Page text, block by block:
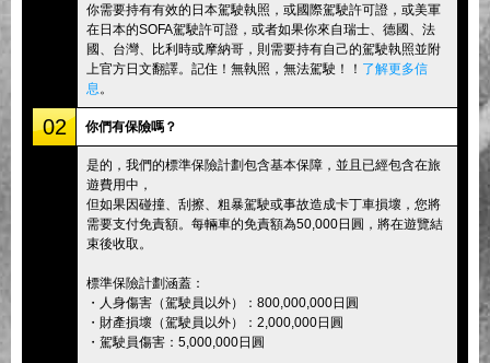
東京淺草 大阪
沖繩
你需要持有有效的日本駕駛執照，或國際駕駛許可證，或美軍
在日本的SOFA駕駛許可證，或者如果你來自瑞士、德國、法
國、台灣、比利時或摩納哥，則需要持有自己的駕駛執照並附
上官方日文翻譯。記住！無執照，無法駕駛！！ 了解更多信
息 。
02 你們有保險嗎？
是的，我們的標準保險計劃包含基本保障，並且已經包含在旅
遊費用中，
但如果因碰撞、刮擦、粗暴駕駛或事故造成卡丁車損壞，您將
需要支付免責額。每輛車的免責額為50,000日圓，將在遊覽結
束後收取。
標準保險計劃涵蓋：
・人身傷害（駕駛員以外）：800,000,000日圓
・財產損壞（駕駛員以外）：2,000,000日圓
・駕駛員傷害：5,000,000日圓